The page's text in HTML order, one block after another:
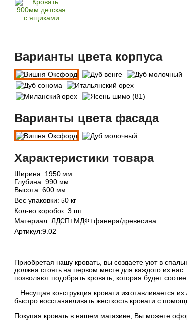
Варианты цвета корпуса
Варианты цвета фасада
Характеристики товара
Ширина: 1950 мм
Глубина: 990 мм
Высота: 600 мм
Вес упаковки: 50 кг
Кол-во коробок: 3 шт.
Материал: ЛДСП+МДФ+фанера/древесина
Артикул:9.02
Приобретая нашу кровать, вы создаете уют в
должна стоять на первом месте для каждого из
позволяют подобрать кровать, которая будет
Несущая конструкция кровати изготавливается
быстро восстанавливать жесткость кровати с
Покупая кровать в нашем магазине, Вы можете